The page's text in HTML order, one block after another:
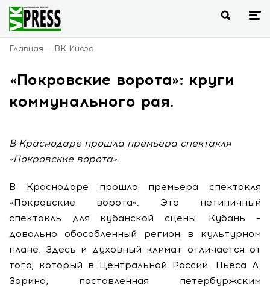
Главная ВК Инфо
«Покровские ворота»: круги
коммунального рая.
В Краснодаре прошла премьера спектакля
«Покровские ворота».
В Краснодаре прошла премьера спектакля
«Покровские ворота». Это нетипичный
спектакль для кубанской сцены. Кубань –
довольно обособленный регион в культурном
плане. Здесь и духовный климат отличается от
того, который в Центральной России. Пьеса Л.
Зорина, поставленная петербуржским